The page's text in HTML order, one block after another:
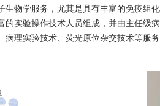
物学服务，尤其是具有丰富的免疫
实验操作技术人员组成，并由主任
理实验技术、荧光原位杂交技术等服